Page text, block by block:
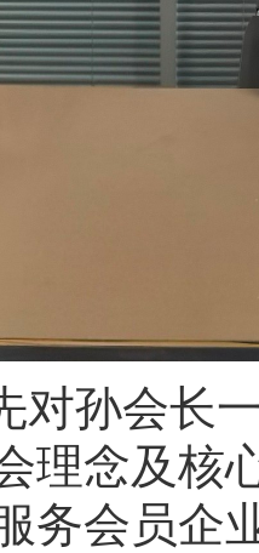
对孙会长
理念及核
务会员企